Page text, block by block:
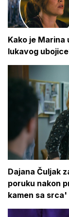
Kako je Marina
lukavog
Dajana Čuljak
poruku nakon
kamen sa srca'